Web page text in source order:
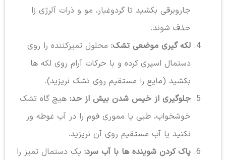
جاروبرقی بکشید تا گردوغبار، مو و ذرات آلرژی زا
حذف شوند.
لکه گیری موضعی تشک:محلول تمیزکننده را روی
دستمال اسپری کرده و با حرکات آرام روی لکه ها
بکشید (مایع را مستقیم روی تشک نریزید).
جلوگیری از خیس شدن بیش از حد:هیچ گاه تشک
خوشخواب، طبی یا مموری فوم را در آب غوطه ور
نکنید یا آب مستقیم روی آن نریزید.
پاک کردن شوینده ها با آب سرد:یک دستمال تمیز را